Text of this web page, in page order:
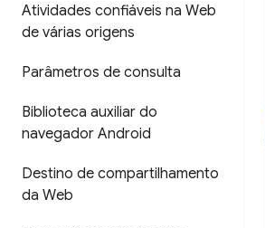
Atividades confiáveis na Web
de várias origens
Parâmetros de consulta
Biblioteca auxiliar do
navegador Android
Destino de compartilhamento
da Web